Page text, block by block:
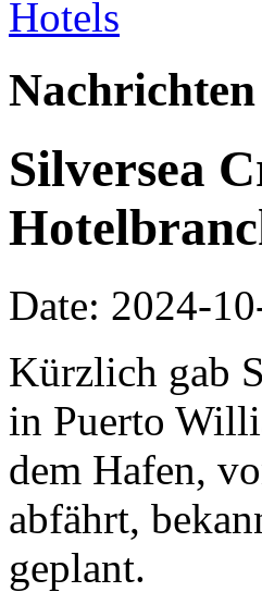
Nachrichten
Silversea
Date: 2024-
Kürzlich gab
in Puerto
dem Hafen,
abfährt,
geplant.